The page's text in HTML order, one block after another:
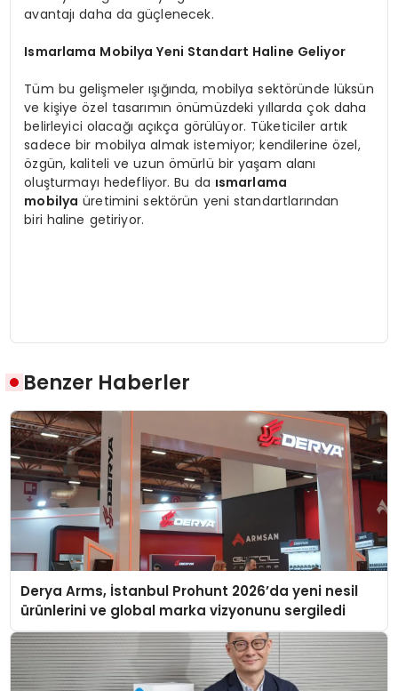
avantajı daha da güçlenecek.
Ismarlama Mobilya Yeni Standart Haline Geliyor
Tüm bu gelişmeler ışığında, mobilya sektöründe lüksün
ve kişiye özel tasarımın önümüzdeki yıllarda çok daha
belirleyici olacağı açıkça görülüyor. Tüketiciler artık
sadece bir mobilya almak istemiyor; kendilerine özel,
özgün, kaliteli ve uzun ömürlü bir yaşam alanı
oluşturmayı hedefliyor. Bu da ısmarlama
mobilya üretimini sektörün yeni standartlarından
biri haline getiriyor.
Benzer Haberler
Derya Arms, İstanbul Prohunt 2026’da yeni nesil
ürünlerini ve global marka vizyonunu sergiledi